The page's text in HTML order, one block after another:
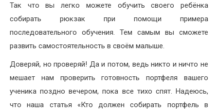
Так что вы легко можете обучить своего ребёнка
собирать рюкзак при помощи примера
последовательного обучения. Тем самым вы сможете
развить самостоятельность в своём малыше.
Доверяй, но проверяй! Да и потом, ведь никто и ничто не
мешает нам проверить готовность портфеля вашего
ученика поздно вечером, пока все тихо спят. Надеюсь,
что наша статья «Кто должен собирать портфель в